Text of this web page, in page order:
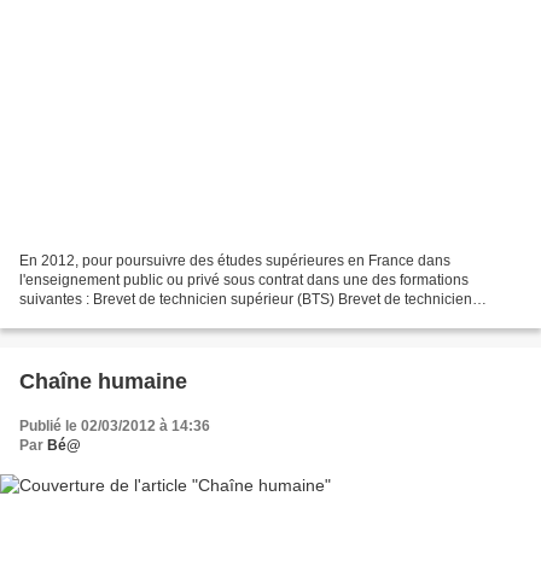
En 2012, pour poursuivre des études supérieures en France dans
l'enseignement public ou privé sous contrat dans une des formations
suivantes : Brevet de technicien supérieur (BTS) Brevet de technicien
Chaîne humaine
Publié le 02/03/2012 à 14:36
Par Bé@